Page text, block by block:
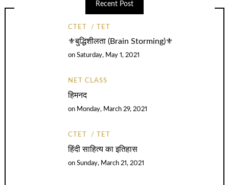
Recent Post
CTET TET
⚜️बुद्धिशीलता (Brain Storming)⚜️
onSaturday, May 1, 2021
NET CLASS
हिमनद
on Monday, March 29, 2021
CTET TET
हिंदी साहित्य का इतिहास
onSunday, March 21, 2021